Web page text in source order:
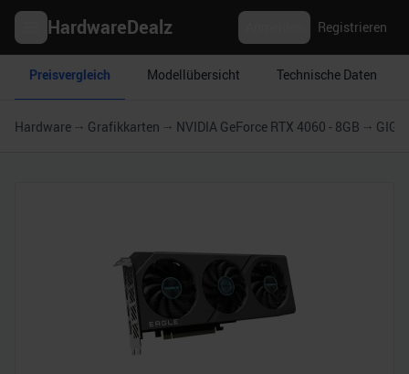
HardwareDealz Registrieren
Preisvergleich Modellübersicht Technische Daten
Hardware Grafikkarten NVIDIA GeForce RTX 4060 - 8GB